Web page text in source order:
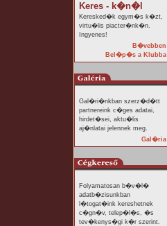
Keres - k�n�l
Keresked�k egym�s k�zt,
virtu�lis piacter�nk�n.
Ingyenes!
B�vebben
Bel�p�s a Klubba
Gal�ri�nkban szerz�d�tt
partnereink c�ges adatai,
hirdet�sei, aktu�lis
aj�nlatai jelennek meg.
Gal�ria
Folyamatosan b�v�l�
adatb�zisunkban
l�togat�ink kereshetnek
c�gn�v, telep�l�s, �s
tev�kenys�gi k�r szerint.